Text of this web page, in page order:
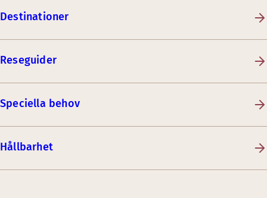
Destinationer
Reseguider
Speciella behov
Hållbarhet